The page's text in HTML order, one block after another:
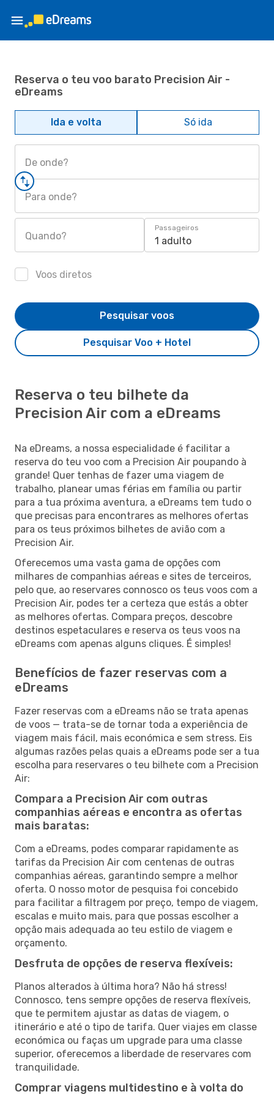
Reserva o teu voo barato Precision Air -
eDreams
Ida e volta Só ida
De onde?
Para onde?
Quando?
Passageiros
1 adulto
Voos diretos
Pesquisar Voo + Hotel
Pesquisar voos
Reserva o teu bilhete da
Precision Air com a eDreams
Na eDreams, a nossa especialidade é facilitar a
reserva do teu voo com a Precision Air poupando à
grande! Quer tenhas de fazer uma viagem de
trabalho, planear umas férias em família ou partir
para a tua próxima aventura, a eDreams tem tudo o
que precisas para encontrares as melhores ofertas
para os teus próximos bilhetes de avião com a
Precision Air.
Oferecemos uma vasta gama de opções com
milhares de companhias aéreas e sites de terceiros,
pelo que, ao reservares connosco os teus voos com a
Precision Air, podes ter a certeza que estás a obter
as melhores ofertas. Compara preços, descobre
destinos espetaculares e reserva os teus voos na
eDreams com apenas alguns cliques. É simples!
Benefícios de fazer reservas com a
eDreams
Fazer reservas com a eDreams não se trata apenas
de voos — trata-se de tornar toda a experiência de
viagem mais fácil, mais económica e sem stress. Eis
algumas razões pelas quais a eDreams pode ser a tua
escolha para reservares o teu bilhete com a Precision
Air:
Compara a Precision Air com outras
companhias aéreas e encontra as ofertas
mais baratas:
Com a eDreams, podes comparar rapidamente as
tarifas da Precision Air com centenas de outras
companhias aéreas, garantindo sempre a melhor
oferta. O nosso motor de pesquisa foi concebido
para facilitar a filtragem por preço, tempo de viagem,
escalas e muito mais, para que possas escolher a
opção mais adequada ao teu estilo de viagem e
orçamento.
Desfruta de opções de reserva flexíveis:
Planos alterados à última hora? Não há stress!
Connosco, tens sempre opções de reserva flexíveis,
que te permitem ajustar as datas de viagem, o
itinerário e até o tipo de tarifa. Quer viajes em classe
económica ou faças um upgrade para uma classe
superior, oferecemos a liberdade de reservares com
tranquilidade.
Comprar viagens multidestino e à volta do